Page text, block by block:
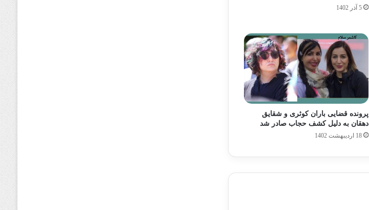
5 آذر 1402
پرونده قضایی باران کوثری و شقایق
دهقان به دلیل کشف حجاب صادر شد
18 اردیبهشت 1402